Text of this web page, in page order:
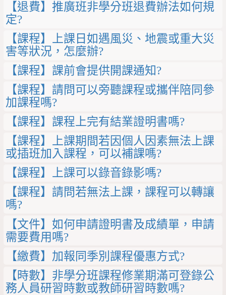
【退費】推廣班非學分班退費辦法如何規
定?
【課程】上課日如遇風災、地震或重大災
害等狀況，怎麼辦?
【課程】課前會提供開課通知?
【課程】請問可以旁聽課程或攜伴陪同參
加課程嗎?
【課程】課程上完有結業證明書嗎?
【課程】上課期間若因個人因素無法上課
或插班加入課程，可以補課嗎?
【課程】上課可以錄音錄影嗎?
【課程】請問若無法上課，課程可以轉讓
嗎?
【文件】如何申請證明書及成績單，申請
需要費用嗎?
【繳費】加報同季別課程優惠方式?
【時數】非學分班課程修業期滿可登錄公
務人員研習時數或教師研習時數嗎?